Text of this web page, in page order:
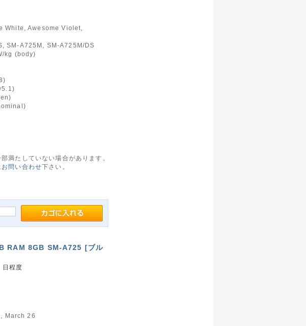
White, Awesome Violet,
SM-A725M, SM-A725M/DS
kg (body)
満たしていない場合があります。
お問い合わせ下さい。
RAM 8GB SM-A725 [ブル
日程度
March 26